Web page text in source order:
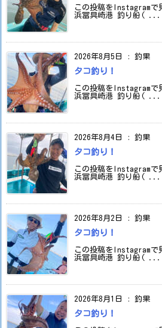
この投稿をInstagram
浜冨具崎港 釣り船( ...
2026年8月5日 : 釣果
タコ釣り！
この投稿をInstagram
浜冨具崎港 釣り船( ...
2026年8月4日 : 釣果
タコ釣り！
この投稿をInstagram
浜冨具崎港 釣り船( ...
2026年8月2日 : 釣果
タコ釣り！
この投稿をInstagram
浜冨具崎港 釣り船( ...
2026年8月1日 : 釣果
タコ釣り！